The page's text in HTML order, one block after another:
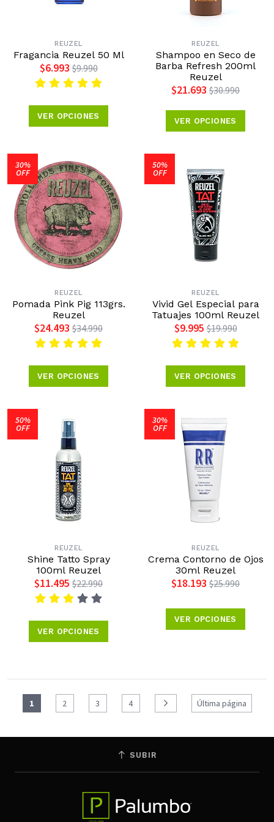
REUZEL
Fragancia Reuzel 50 Ml
$6.993 $9.990
VER OPCIONES
REUZEL
Shampoo en Seco de
Barba Refresh 200ml
Reuzel
$21.693 $30.990
VER OPCIONES
30%
OFF
REUZEL
Pomada Pink Pig 113grs.
Reuzel
$24.493 $34.990
VER OPCIONES
50%
OFF
REUZEL
Vivid Gel Especial para
Tatuajes 100ml Reuzel
$9.995 $19.990
VER OPCIONES
50%
OFF
REUZEL
Shine Tatto Spray
100ml Reuzel
$11.495 $22.990
VER OPCIONES
30%
OFF
REUZEL
Crema Contorno de Ojos
30ml Reuzel
$18.193 $25.990
VER OPCIONES
1 2 3 4 Última página
SUBIR